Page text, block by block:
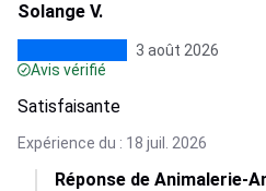
Solange V.
3 août 2026
Avis vérifié
Satisfaisante
Expérience du : 18 juil. 2026
Réponse de Animalerie-